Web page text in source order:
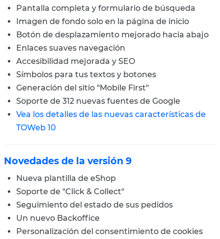
Pantalla completa y formulario de búsqueda
Imagen de fondo solo en la página de inicio
Botón de desplazamiento mejorado hacia abajo
Enlaces suaves navegación
Accesibilidad mejorada y SEO
Símbolos para tus textos y botones
Generación del sitio "Mobile First"
Soporte de 312 nuevas fuentes de Google
Vea los detalles de las nuevas características de
TOWeb 10
Novedades de la versión 9
Nueva plantilla de eShop
Soporte de "Click & Collect"
Seguimiento del estado de sus pedidos
Un nuevo Backoffice
Personalización del consentimiento de cookies